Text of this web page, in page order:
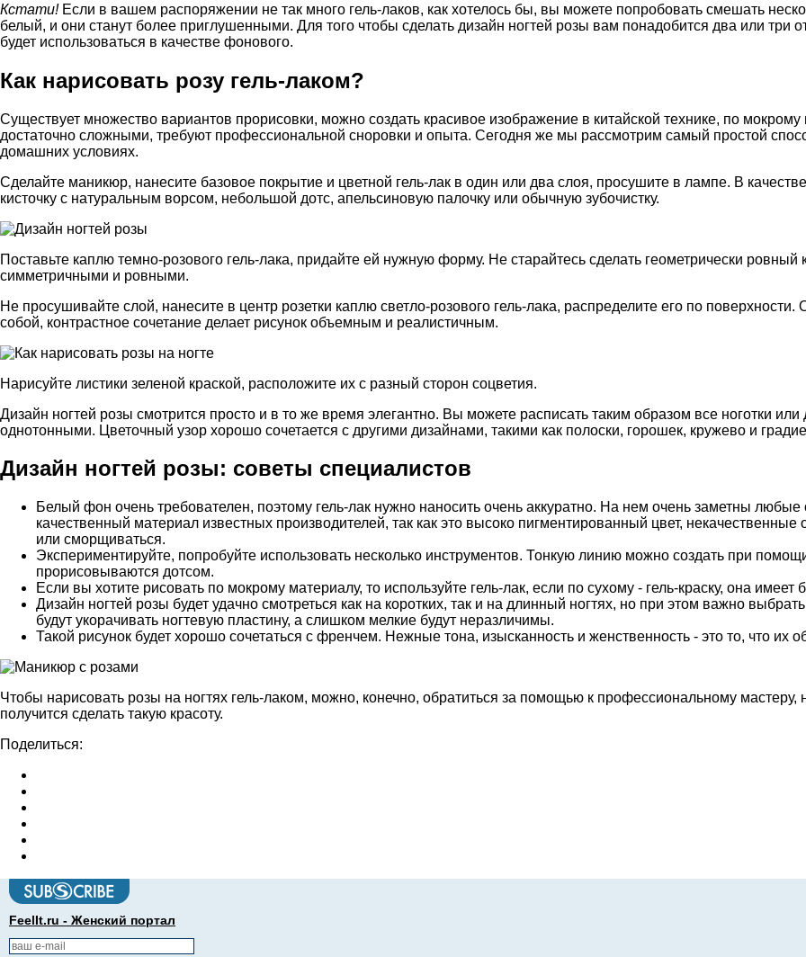
Кстати!Если в вашем распоряжении не так много гель-лаков, как хотелось бы, вы можете попробовать смешать
белый, и они станут более приглушенными. Для того чтобы сделать дизайн ногтей розы вам понадобится два или три
будет использоваться в качестве фонового.
Как нарисовать розу гель-лаком?
Существует множество вариантов прорисовки, можно создать красивое изображение в китайской технике, по
достаточно сложными, требуют профессиональной сноровки и опыта. Сегодня же мы рассмотрим самый простой
домашних условиях.
Сделайте маникюр, нанесите базовое покрытие и цветной гель-лак в один или два слоя, просушите в лампе. В
кисточку с натуральным ворсом, небольшой дотс, апельсиновую палочку или обычную зубочистку.
Поставьте каплю темно-розового гель-лака, придайте ей нужную форму. Не старайтесь сделать геометрически ровный
симметричными и ровными.
Не просушивайте слой, нанесите в центр розетки каплю светло-розового гель-лака, распределите его по
собой, контрастное сочетание делает рисунок объемным и реалистичным.
Нарисуйте листики зеленой краской, расположите их с разный сторон соцветия.
Дизайн ногтей розы смотрится просто и в то же время элегантно. Вы можете расписать таким образом все ноготки
однотонными. Цветочный узор хорошо сочетается с другими дизайнами, такими как полоски, горошек, кружево и
Дизайн ногтей розы: советы специалистов
Белый фон очень требователен, поэтому гель-лак нужно наносить очень аккуратно. На нем очень заметны
качественный материал известных производителей, так как это высоко пигментированный цвет,
или сморщиваться.
Экспериментируйте, попробуйте использовать несколько инструментов. Тонкую линию можно создать при
прорисовываются дотсом.
Если вы хотите рисовать по мокрому материалу, то используйте гель-лак, если по сухому - гель-краску, она
Дизайн ногтей розы будет удачно смотреться как на коротких, так и на длинный ногтях, но при этом важно
будут укорачивать ногтевую пластину, а слишком мелкие будут неразличимы.
Такой рисунок будет хорошо сочетаться с френчем. Нежные тона, изысканность и женственность - это то, что их
Чтобы нарисовать розы на ногтях гель-лаком, можно, конечно, обратиться за помощью к профессиональному мастеру,
получится сделать такую красоту.
Поделиться:
FeelIt.ru - Женский портал